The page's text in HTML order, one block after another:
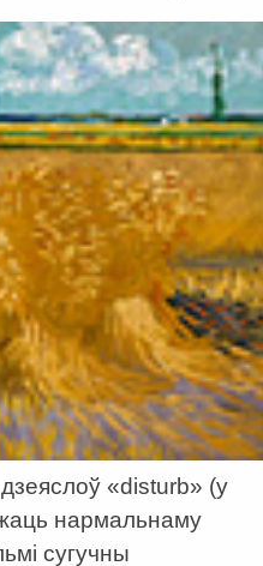
«disturb» (у
нармальнаму
сугучны